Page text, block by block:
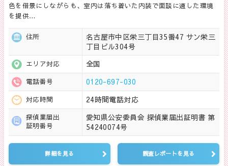
色を借景にしながらも、室内は落ち着いた内装で面談に適した環境
を提供…
住所
名古屋市中区栄三丁目35番47 サン栄三
丁目ビル304号
エリア対応 全国
電話番号 0120-697-030
対応時間 24時間電話対応
探偵業届出
証明番号
愛知県公安委員会 探偵業届出証明書 第
54240074号
詳細を見る 調査レポートを見る